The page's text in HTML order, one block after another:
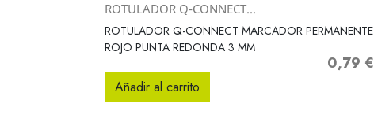
 Vista rápida
ROTULADOR Q-CONNECT...
ROTULADOR Q-CONNECT MARCADOR PERMANENTE
ROJO PUNTA REDONDA 3 MM
Precio
0,79 €
Añadir al carrito